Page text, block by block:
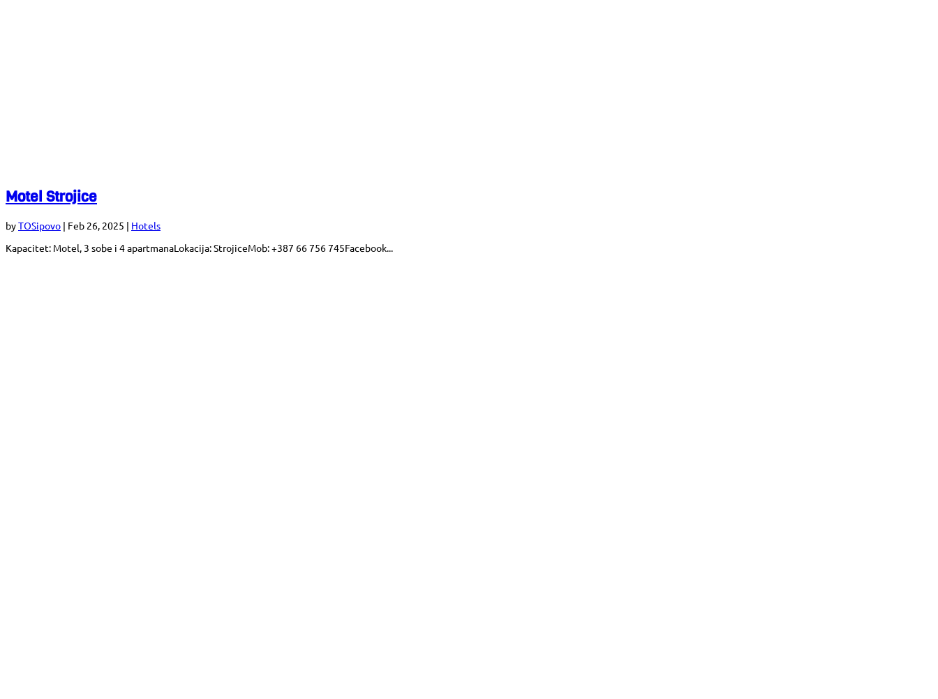
Motel Strojice
byTOSipovo | Feb 26, 2025 | Hotels
Kapacitet: Motel, 3 sobe i 4 apartmanaLokacija: StrojiceMob: +387 66 756 745Facebook...